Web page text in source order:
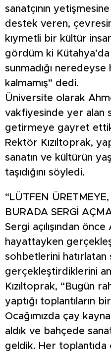
sanatçının
destek veren,
kıymetli bir kültür
gördüm ki Kütahya’da
sunmadığı neredeyse
kalmamış” dedi.
Üniversite olarak
vakfiyesinde yer alan
getirmeye gayret
Rektör Kızıltoprak,
sanatın ve kültürün
taşıdığını söyledi.
“LÜTFEN
BURADA SERGİ
Sergi açılışından
hayattayken
sohbetlerini hatırlatan
gerçekleştirdiklerini
Kızıltoprak, “Bugün
yaptığı toplantıların
Ocağımızda çay
aldık ve bahçede
geldik. Her